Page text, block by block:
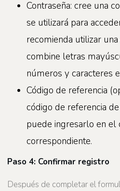
Contraseña: cree una
se utilizará para
recomienda utilizar
combine letras
números y caracteres
Código de referencia
código de referencia
puede ingresarlo en el
correspondiente.
Paso 4: Confirmar registro
Después de completar el